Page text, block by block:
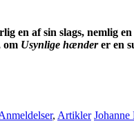
en af sin slags, nemlig
om Usynlige hænderer en
, Artikler Johanne